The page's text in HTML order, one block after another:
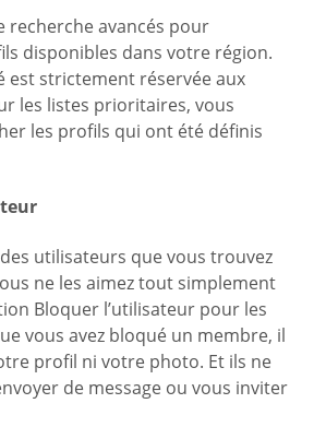
recherche avancés pour
disponibles dans votre région.
est strictement réservée aux
les listes prioritaires, vous
les profils qui ont été définis
utilisateurs que vous trouvez
ne les aimez tout simplement
Bloquer l’utilisateur pour les
vous avez bloqué un membre, il
profil ni votre photo. Et ils ne
de message ou vous inviter